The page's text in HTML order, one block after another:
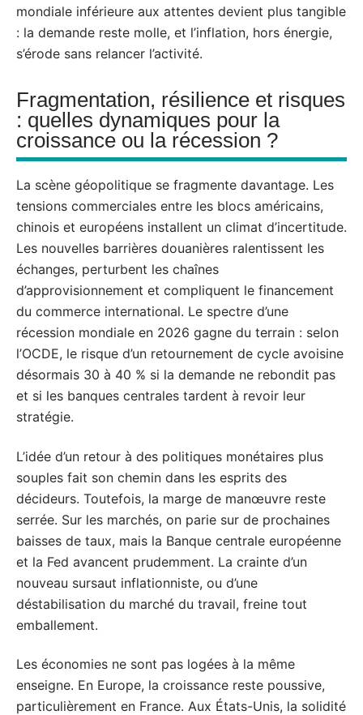
mondiale inférieure aux attentes devient plus tangible
: la demande reste molle, et l’inflation, hors énergie,
s’érode sans relancer l’activité.
Fragmentation, résilience et risques
: quelles dynamiques pour la
croissance ou la récession ?
La scène géopolitique se fragmente davantage. Les
tensions commerciales entre les blocs américains,
chinois et européens installent un climat d’incertitude.
Les nouvelles barrières douanières ralentissent les
échanges, perturbent les chaînes
d’approvisionnement et compliquent le financement
du commerce international. Le spectre d’une
récession mondiale en 2026 gagne du terrain : selon
l’OCDE, le risque d’un retournement de cycle avoisine
désormais 30 à 40 % si la demande ne rebondit pas
et si les banques centrales tardent à revoir leur
stratégie.
L’idée d’un retour à des politiques monétaires plus
souples fait son chemin dans les esprits des
décideurs. Toutefois, la marge de manœuvre reste
serrée. Sur les marchés, on parie sur de prochaines
baisses de taux, mais la Banque centrale européenne
et la Fed avancent prudemment. La crainte d’un
nouveau sursaut inflationniste, ou d’une
déstabilisation du marché du travail, freine tout
emballement.
Les économies ne sont pas logées à la même
enseigne. En Europe, la croissance reste poussive,
particulièrement en France. Aux États-Unis, la solidité